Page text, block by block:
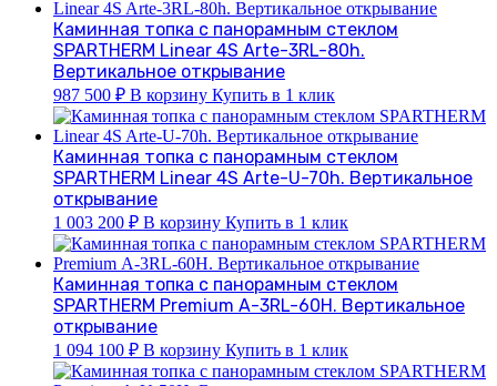
Каминная топка с панорамным стеклом
SPARTHERM Linear 4S Arte-3RL-80h.
Вертикальное открывание
987 500 ₽ В корзину Купить в 1 клик
Каминная топка с панорамным стеклом
SPARTHERM Linear 4S Arte-U-70h. Вертикальное
открывание
1 003 200 ₽ В корзину Купить в 1 клик
Каминная топка с панорамным стеклом
SPARTHERM Premium А-3RL-60H. Вертикальное
открывание
1 094 100 ₽ В корзину Купить в 1 клик